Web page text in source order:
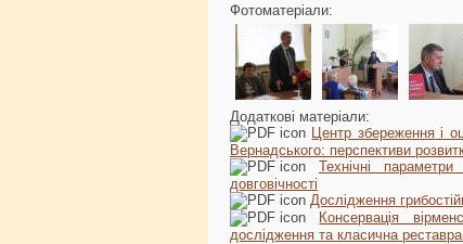
Фотоматеріали:
Додаткові матеріали:
Центр збереження і
Вернадського: перспективи
Технічні
довговічності
Дослідження
Консервація
дослідження та класична